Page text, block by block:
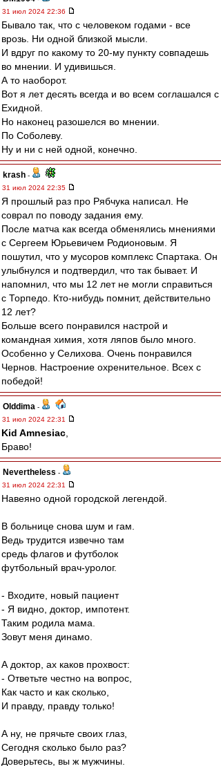
31 июл 2024 22:36
Бывало так, что с человеком годами - все
врозь. Ни одной близкой мысли.
И вдруг по какому то 20-му пункту совпадешь
во мнении. И удивишься.
А то наоборот.
Вот я лет десять всегда и во всем соглашался с
Ехидной.
Но наконец разошелся во мнении.
По Соболеву.
Ну и ни с ней одной, конечно.
krash -
31 июл 2024 22:35
Я прошлый раз про Рябчука написал. Не
соврал по поводу задания ему.
После матча как всегда обменялись мнениями
с Сергеем Юрьевичем Родионовым. Я
пошутил, что у мусоров комплекс Спартака. Он
улыбнулся и подтвердил, что так бывает. И
напомнил, что мы 12 лет не могли справиться
с Торпедо. Кто-нибудь помнит, действительно
12 лет?
Больше всего понравился настрой и
командная химия, хотя ляпов было много.
Особенно у Селихова. Очень понравился
Чернов. Настроение охренительное. Всех с
победой!
Olddima -
31 июл 2024 22:31
Kid Amnesiac
Браво!
Nevertheless -
31 июл 2024 22:31
Навеяно одной городской легендой.
В больнице снова шум и гам.
Ведь трудится извечно там
средь флагов и футболок
футбольный врач-уролог.
- Входите, новый пациент
- Я видно, доктор, импотент.
Таким родила мама.
Зовут меня динамо.
А доктор, ах каков прохвост:
- Ответьте честно на вопрос,
Как часто и как сколько,
И правду, правду только!
А ну, не прячьте своих глаз,
Сегодня сколько было раз?
Доверьтесь, вы ж мужчины.